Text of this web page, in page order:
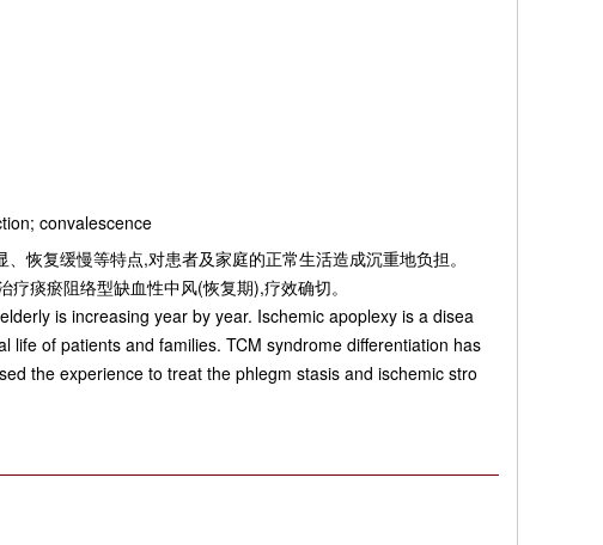
convalescence
恢复缓慢等特点,对患者及家庭的正常生活造成沉重地负担。
痰瘀阻络型缺血性中风(恢复期),疗效确切。
is increasing year by year. Ischemic apoplexy is a disea
of patients and families. TCM syndrome differentiation has
the experience to treat the phlegm stasis and ischemic stro